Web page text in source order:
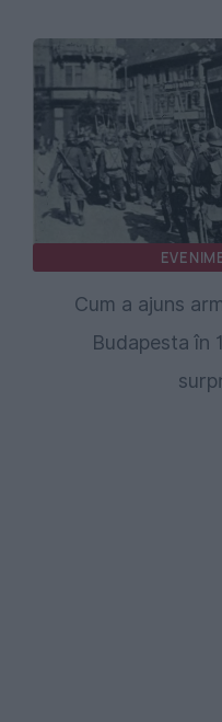
Cum a ajuns
Budapesta în